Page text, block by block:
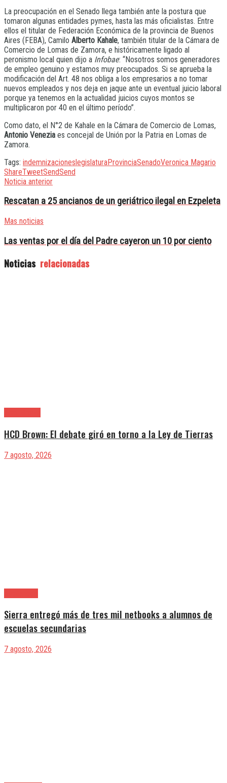
La preocupación en el Senado llega también ante la postura que
tomaron algunas entidades pymes, hasta las más oficialistas. Entre
ellos el titular de Federación Económica de la provincia de Buenos
Aires (FEBA), Camilo Alberto Kahale, también titular de la Cámara de
Comercio de Lomas de Zamora, e históricamente ligado al
peronismo local quien dijo a Infobae: “Nosotros somos generadores
de empleo genuino y estamos muy preocupados. Si se aprueba la
modificación del Art. 48 nos obliga a los empresarios a no tomar
nuevos empleados y nos deja en jaque ante un eventual juicio laboral
porque ya tenemos en la actualidad juicios cuyos montos se
multiplicaron por 40 en el último período”.
Como dato, el N°2 de Kahale en la Cámara de Comercio de Lomas,
Antonio Venezia es concejal de Unión por la Patria en Lomas de
Zamora.
Tags: indemnizacioneslegislaturaProvinciaSenadoVeronica Magario
ShareTweetSendSend
Noticia anterior
Rescatan a 25 ancianos de un geriátrico ilegal en Ezpeleta
Mas noticias
Las ventas por el día del Padre cayeron un 10 por ciento
Noticias relacionadas
HCD Brown: El debate giró en torno a la Ley de Tierras
7 agosto, 2026
Sierra entregó más de tres mil netbooks a alumnos de
escuelas secundarias
7 agosto, 2026